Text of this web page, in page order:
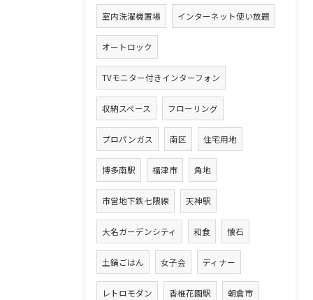
室内洗濯機置場 インターネット使い放題
オートロック
TVモニター付きインターフォン
収納スペース フローリング
プロパンガス 南区 住宅用地
博多南駅 福津市 角地
市営地下鉄七隈線 天神駅
大名ガーデンシティ 和食 懐石
土鍋ごはん 女子会 ディナー
レトロモダン 香椎花園駅 朝倉市